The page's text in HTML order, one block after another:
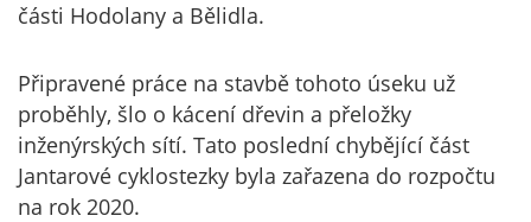
části Hodolany a Bělidla.
Připravené práce na stavbě tohoto úseku už
proběhly, šlo o kácení dřevin a přeložky
inženýrských sítí. Tato poslední chybějící část
Jantarové cyklostezky byla zařazena do rozpočtu
na rok 2020.